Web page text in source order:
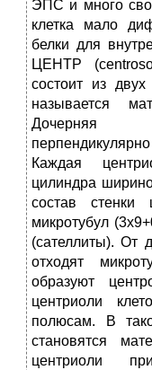
ЭПС и много
клетка мало
белки для
ЦЕНТР
состоит из
называется
Дочерняя
Каждая
цилиндра
состав стенки
микротубул
(сателлиты). От
отходят
образуют
центриоли
полюсам. В
становятся
центриоли